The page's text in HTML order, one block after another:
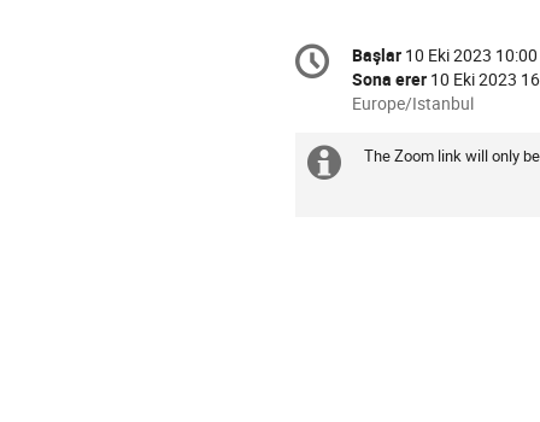
Conference
information
Tarih/Zaman
Başlar 10 Eki 2023 10:00
Sona erer 10 Eki 2023
All
are
Europe/Istanbul
Daha
The Zoom link will only